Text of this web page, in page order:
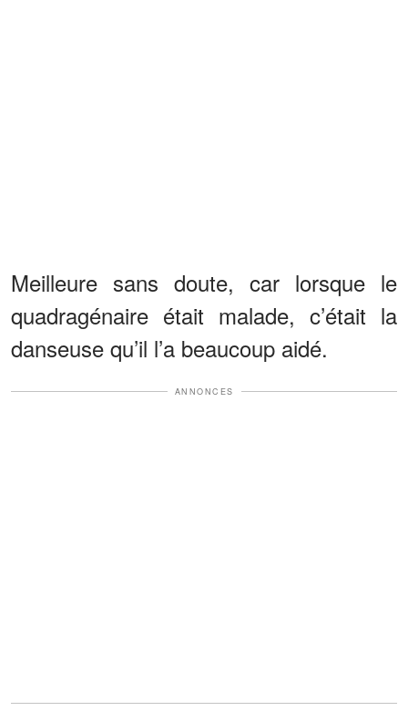
Meilleure sans doute, car lorsque le
quadragénaire était malade, c’était la
danseuse qu’il l’a beaucoup aidé.
ANNONCES